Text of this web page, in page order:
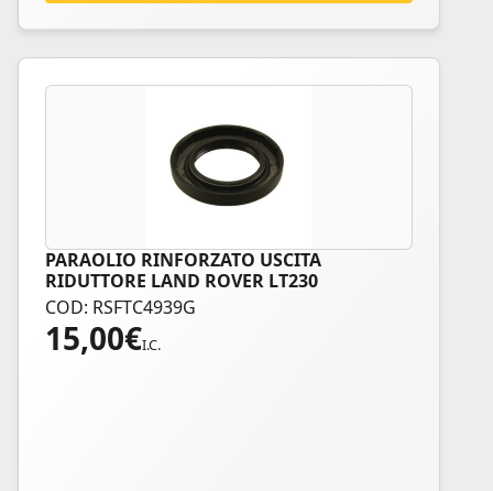
PARAOLIO RINFORZATO USCITA
RIDUTTORE LAND ROVER LT230
COD: RSFTC4939G
15,00€I.C.